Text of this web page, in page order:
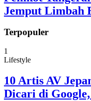
Jemput Limbah
Terpopuler
1
Lifestyle
10 Artis AV
Dicari di